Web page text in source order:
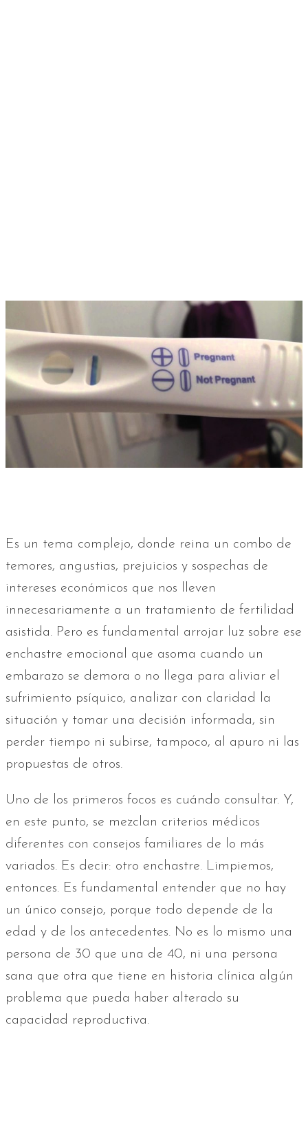
Es un tema complejo, donde reina un combo de
temores, angustias, prejuicios y sospechas de
intereses económicos que nos lleven
innecesariamente a un tratamiento de fertilidad
asistida. Pero es fundamental arrojar luz sobre ese
enchastre emocional que asoma cuando un
embarazo se demora o no llega para aliviar el
sufrimiento psíquico, analizar con claridad la
situación y tomar una decisión informada, sin
perder tiempo ni subirse, tampoco, al apuro ni las
propuestas de otros.
Uno de los primeros focos es cuándo consultar. Y,
en este punto, se mezclan criterios médicos
diferentes con consejos familiares de lo más
variados. Es decir: otro enchastre. Limpiemos,
entonces. Es fundamental entender que no hay
un único consejo, porque todo depende de la
edad y de los antecedentes. No es lo mismo una
persona de 30 que una de 40, ni una persona
sana que otra que tiene en historia clínica algún
problema que pueda haber alterado su
capacidad reproductiva.